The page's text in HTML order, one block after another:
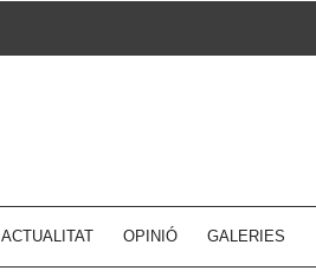
ACTUALITAT OPINIÓ GALERIES